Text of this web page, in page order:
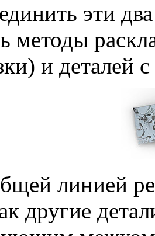
эти
методы
и
линией
другие